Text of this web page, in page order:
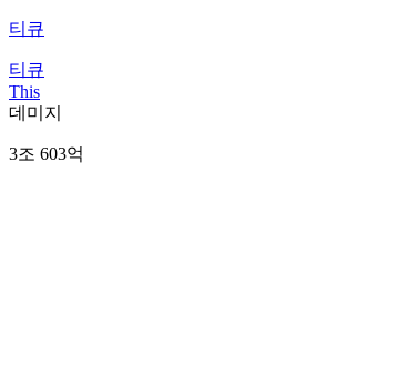
티큐
티큐
This
데미지
3조 603억